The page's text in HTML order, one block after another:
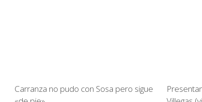
Carranza no pudo con Sosa pero sigue